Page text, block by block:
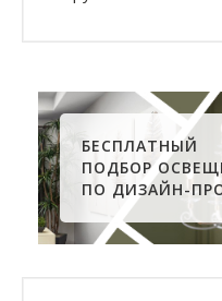
БЕСПЛАТНЫЙ
ПОДБОР
ПО ДИЗАЙН-